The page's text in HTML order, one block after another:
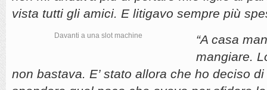
vista tutti gli amici. E litigavo sempre più
Davanti a una slot machine
“A casa
mangiare.
non bastava. E’ stato allora che ho deciso